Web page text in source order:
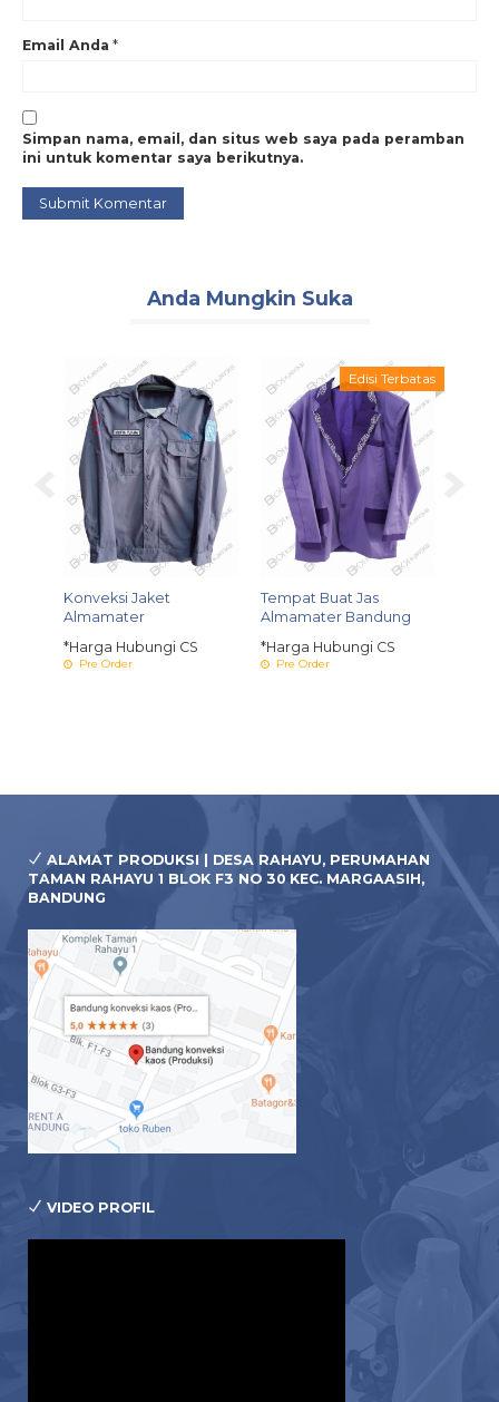
Email Anda *
Simpan nama, email, dan situs web saya pada peramban
ini untuk komentar saya berikutnya.
Anda Mungkin Suka
Konveksi Jaket
Almamater
*Harga Hubungi CS
Pre Order
Edisi Terbatas
Tempat Buat Jas
Almamater Bandung
*Harga Hubungi CS
Pre Order
ALAMAT PRODUKSI | DESA RAHAYU, PERUMAHAN
TAMAN RAHAYU 1 BLOK F3 NO 30 KEC. MARGAASIH,
BANDUNG
VIDEO PROFIL